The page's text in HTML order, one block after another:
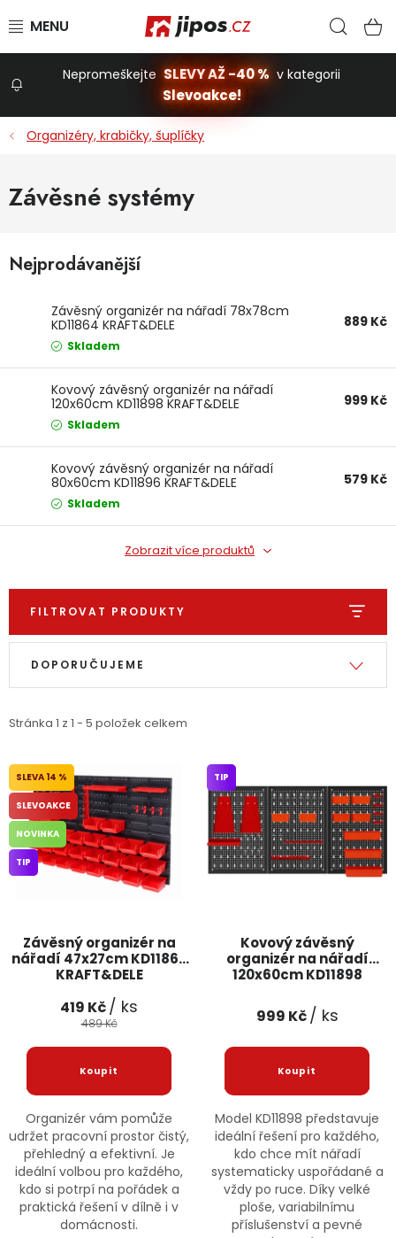
Domácnost
Dětská hřiště
Autodoplňky
Vánoce
Fotovoltaika
Výprodej
Jaký je aktuální stav mé objednávky?
Velkoobchodní spolupráce (B2B) Prodejna nářadí
Doprava a platba Váš zákaznický účet Kontakt
Reklamační formulář Odstoupení ve lhůtě 14 dní
Obchodní podmínky Reklamační řád
Podmínky ochrany osobních údajů
Nepromeškejte SLEVY AŽ -40 % v kategorii
Slevoakce!
Organizéry, krabičky, šuplíčky
Závěsné systémy
Nejprodávanější
Závěsný organizér na nářadí 78x78cm
KD11864 KRAFT&DELE
889 Kč
Skladem
Kovový závěsný organizér na nářadí
120x60cm KD11898 KRAFT&DELE
999 Kč
Skladem
Kovový závěsný organizér na nářadí
80x60cm KD11896 KRAFT&DELE
579 Kč
Skladem
Zobrazit více produktů
FILTROVAT PRODUKTY
Výpis produktů
Stránka 1 z 1 - 5 položek celkem
Řazení produktů
DOPORUČUJEME
Závěsný organizér na
nářadí 47x27cm KD11862
KRAFT&DELE
14 %
SLEVOAKCE
NOVINKA
TIP
419 Kč/ ks
489 Kč
Organizér vám pomůže
udržet pracovní prostor čistý,
přehledný a efektivní. Je
ideální volbou pro každého,
kdo si potrpí na pořádek a
praktická řešení v dílně i v
domácnosti.
Kovový závěsný
organizér na nářadí
120x60cm KD11898
TIP
999 Kč/ ks
Model KD11898 představuje
ideální řešení pro každého,
kdo chce mít nářadí
systematicky uspořádané a
vždy po ruce. Díky velké
ploše, variabilnímu
příslušenství a pevné